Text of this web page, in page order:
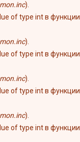
).
of type int в функции
).
of type int в функции
).
of type int в функции
).
of type int в функции